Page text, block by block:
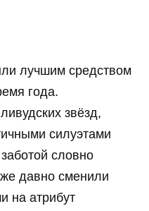
лучшим средством
года.
звёзд,
силуэтами
словно
давно сменили
на атрибут